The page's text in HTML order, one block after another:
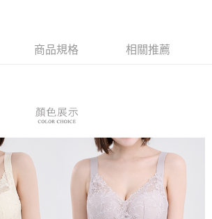
先享後付」後，將跳轉至「AFTEE先享後付」
並確認金額後，即可完成結帳。
當下不需立刻繳費，但若您需要取消訂單，請聯絡
家同意取消之訂單仍視為有效，需透過AFTEE先享
先享後付 」之結帳頁面顯示為準，若有關於
取消欲退款等相關疑問，請聯繫「AFTEE先享後付
netprotections.freshdesk.com/support/home
有限公司提供之「AFTEE先享後付」服務完成之交
含以上)免運費
含以上)免運費
含以上)免運費
商品規格 相關推薦